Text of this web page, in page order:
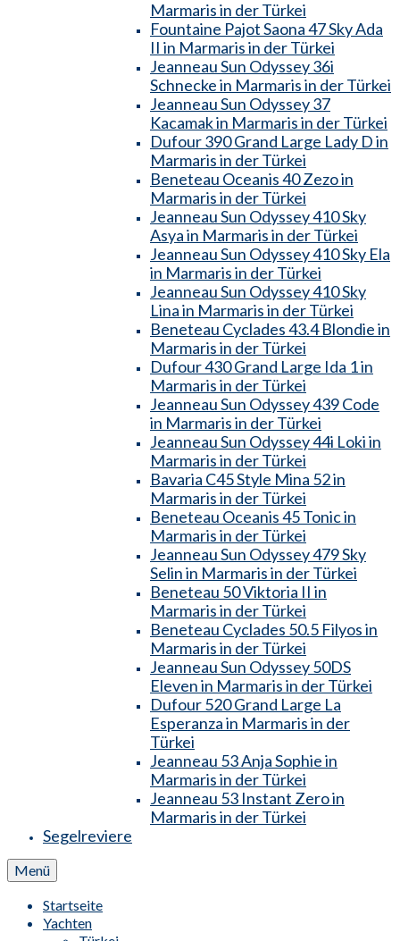
Marmaris in der Türkei
Fountaine Pajot Saona 47 Sky Ada
II in Marmaris in der Türkei
Jeanneau Sun Odyssey 36i
Schnecke in Marmaris in der Türkei
Jeanneau Sun Odyssey 37
Kacamak in Marmaris in der Türkei
Dufour 390 Grand Large Lady D in
Marmaris in der Türkei
Beneteau Oceanis 40 Zezo in
Marmaris in der Türkei
Jeanneau Sun Odyssey 410 Sky
Asya in Marmaris in der Türkei
Jeanneau Sun Odyssey 410 Sky Ela
in Marmaris in der Türkei
Jeanneau Sun Odyssey 410 Sky
Lina in Marmaris in der Türkei
Beneteau Cyclades 43.4 Blondie in
Marmaris in der Türkei
Dufour 430 Grand Large Ida 1 in
Marmaris in der Türkei
Jeanneau Sun Odyssey 439 Code
in Marmaris in der Türkei
Jeanneau Sun Odyssey 44i Loki in
Marmaris in der Türkei
Bavaria C45 Style Mina 52 in
Marmaris in der Türkei
Beneteau Oceanis 45 Tonic in
Marmaris in der Türkei
Jeanneau Sun Odyssey 479 Sky
Selin in Marmaris in der Türkei
Beneteau 50 Viktoria II in
Marmaris in der Türkei
Beneteau Cyclades 50.5 Filyos in
Marmaris in der Türkei
Jeanneau Sun Odyssey 50DS
Eleven in Marmaris in der Türkei
Dufour 520 Grand Large La
Esperanza in Marmaris in der
Türkei
Jeanneau 53 Anja Sophie in
Marmaris in der Türkei
Jeanneau 53 Instant Zero in
Marmaris in der Türkei
Segelreviere
Menü
Startseite
Yachten